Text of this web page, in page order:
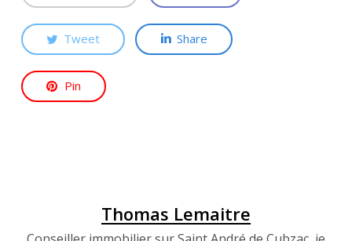
Tweet Share
Pin
Thomas Lemaitre